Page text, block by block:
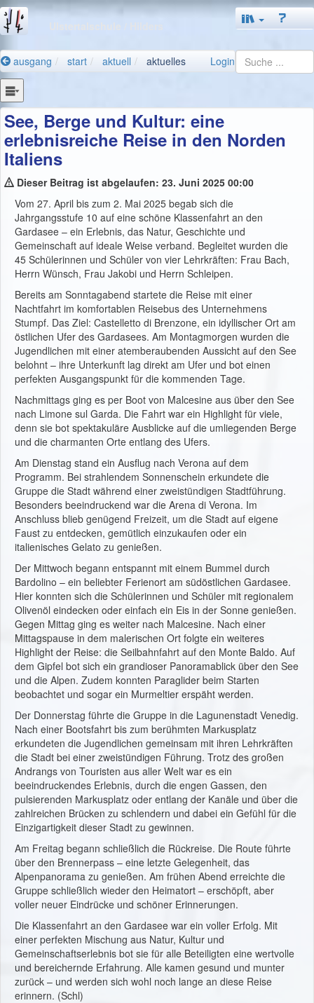
ausgang start aktuell aktuelles Login
See, Berge und Kultur: eine
erlebnisreiche Reise in den Norden
Italiens
Dieser Beitrag ist abgelaufen: 23. Juni 2025 00:00
Vom 27. April bis zum 2. Mai 2025 begab sich die
Jahrgangsstufe 10 auf eine schöne Klassenfahrt an den
Gardasee – ein Erlebnis, das Natur, Geschichte und
Gemeinschaft auf ideale Weise verband. Begleitet wurden die
45 Schülerinnen und Schüler von vier Lehrkräften: Frau Bach,
Herrn Wünsch, Frau Jakobi und Herrn Schleipen.
Bereits am Sonntagabend startete die Reise mit einer
Nachtfahrt im komfortablen Reisebus des Unternehmens
Stumpf. Das Ziel: Castelletto di Brenzone, ein idyllischer Ort am
östlichen Ufer des Gardasees. Am Montagmorgen wurden die
Jugendlichen mit einer atemberaubenden Aussicht auf den See
belohnt – ihre Unterkunft lag direkt am Ufer und bot einen
perfekten Ausgangspunkt für die kommenden Tage.
Nachmittags ging es per Boot von Malcesine aus über den See
nach Limone sul Garda. Die Fahrt war ein Highlight für viele,
denn sie bot spektakuläre Ausblicke auf die umliegenden Berge
und die charmanten Orte entlang des Ufers.
Am Dienstag stand ein Ausflug nach Verona auf dem
Programm. Bei strahlendem Sonnenschein erkundete die
Gruppe die Stadt während einer zweistündigen Stadtführung.
Besonders beeindruckend war die Arena di Verona. Im
Anschluss blieb genügend Freizeit, um die Stadt auf eigene
Faust zu entdecken, gemütlich einzukaufen oder ein
italienisches Gelato zu genießen.
Der Mittwoch begann entspannt mit einem Bummel durch
Bardolino – ein beliebter Ferienort am südöstlichen Gardasee.
Hier konnten sich die Schülerinnen und Schüler mit regionalem
Olivenöl eindecken oder einfach ein Eis in der Sonne genießen.
Gegen Mittag ging es weiter nach Malcesine. Nach einer
Mittagspause in dem malerischen Ort folgte ein weiteres
Highlight der Reise: die Seilbahnfahrt auf den Monte Baldo. Auf
dem Gipfel bot sich ein grandioser Panoramablick über den See
und die Alpen. Zudem konnten Paraglider beim Starten
beobachtet und sogar ein Murmeltier erspäht werden.
Der Donnerstag führte die Gruppe in die Lagunenstadt Venedig.
Nach einer Bootsfahrt bis zum berühmten Markusplatz
erkundeten die Jugendlichen gemeinsam mit ihren Lehrkräften
die Stadt bei einer zweistündigen Führung. Trotz des großen
Andrangs von Touristen aus aller Welt war es ein
beeindruckendes Erlebnis, durch die engen Gassen, den
pulsierenden Markusplatz oder entlang der Kanäle und über die
zahlreichen Brücken zu schlendern und dabei ein Gefühl für die
Einzigartigkeit dieser Stadt zu gewinnen.
Am Freitag begann schließlich die Rückreise. Die Route führte
über den Brennerpass – eine letzte Gelegenheit, das
Alpenpanorama zu genießen. Am frühen Abend erreichte die
Gruppe schließlich wieder den Heimatort – erschöpft, aber
voller neuer Eindrücke und schöner Erinnerungen.
Die Klassenfahrt an den Gardasee war ein voller Erfolg. Mit
einer perfekten Mischung aus Natur, Kultur und
Gemeinschaftserlebnis bot sie für alle Beteiligten eine wertvolle
und bereichernde Erfahrung. Alle kamen gesund und munter
zurück – und werden sich wohl noch lange an diese Reise
erinnern. (Schl)